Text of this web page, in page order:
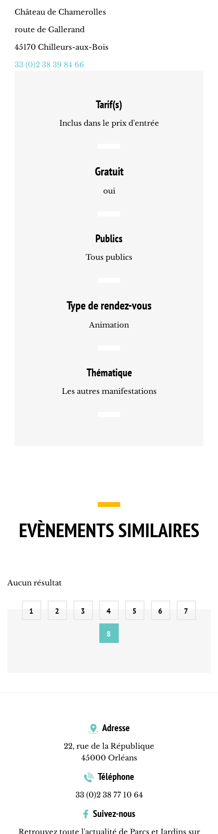
Château de Chamerolles
route de Gallerand
45170 Chilleurs-aux-Bois
33 (0)2 38 39 84 66
Tarif(s)
Inclus dans le prix d'entrée
Gratuit
oui
Publics
Tous publics
Type de rendez-vous
Animation
Thématique
Les autres manifestations
EVÈNEMENTS SIMILAIRES
Aucun résultat
1 2 3 4 5 6 7
8
Adresse
22, rue de la République
45000 Orléans
Téléphone
33 (0)2 38 77 10 64
Suivez-nous
Retrouvez toute l'actualité de Parcs et Jardins sur